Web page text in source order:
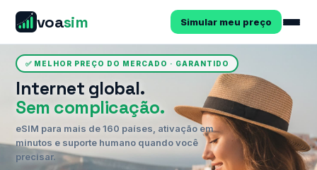
voasim Simular meu preço
✅ MELHOR PREÇO DO MERCADO · GARANTIDO
Internet global.
Sem complicação.
eSIM para mais de 160 países, ativação em
minutos e suporte humano quando você
precisar.